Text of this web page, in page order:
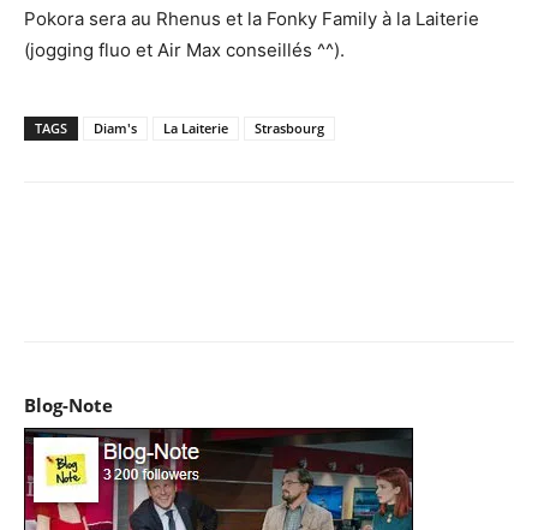
Pokora sera au Rhenus et la Fonky Family à la Laiterie
(jogging fluo et Air Max conseillés ^^).
TAGS Diam's La Laiterie Strasbourg
Blog-Note